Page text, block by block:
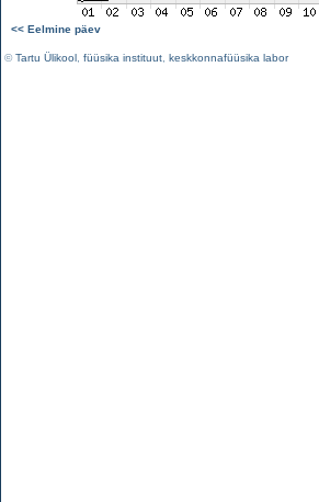
<< Eelmine päev
©Tartu Ülikool füüsika instituut keskkonnafüüsika labor